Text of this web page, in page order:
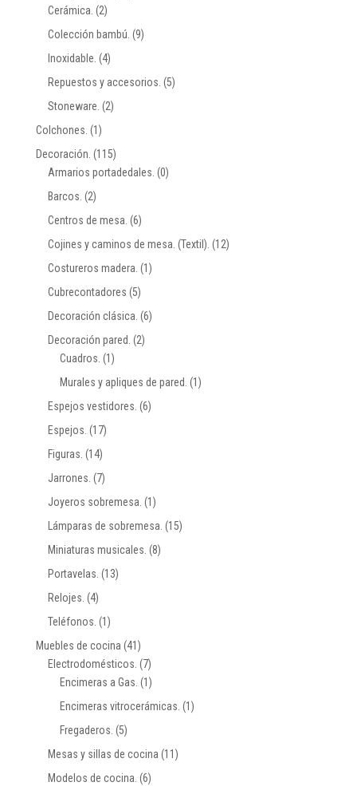
Cerámica. (2)
Colección bambú. (9)
Inoxidable. (4)
Repuestos y accesorios. (5)
Stoneware. (2)
Colchones. (1)
Decoración. (115)
Armarios portadedales. (0)
Barcos. (2)
Centros de mesa. (6)
Cojines y caminos de mesa. (Textil). (12)
Costureros madera. (1)
Cubrecontadores (5)
Decoración clásica. (6)
Decoración pared. (2)
Cuadros. (1)
Murales y apliques de pared. (1)
Espejos vestidores. (6)
Espejos. (17)
Figuras. (14)
Jarrones. (7)
Joyeros sobremesa. (1)
Lámparas de sobremesa. (15)
Miniaturas musicales. (8)
Portavelas. (13)
Relojes. (4)
Teléfonos. (1)
Muebles de cocina (41)
Electrodomésticos. (7)
Encimeras a Gas. (1)
Encimeras vitrocerámicas. (1)
Fregaderos. (5)
Mesas y sillas de cocina (11)
Modelos de cocina. (6)